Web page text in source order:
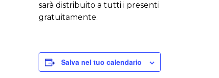
sarà distribuito a tutti i presenti
gratuitamente.
Salva nel tuo calendario